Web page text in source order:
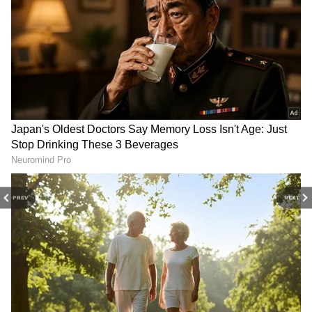
PREV NEXT
వృషభం (కృత్తిక 2 3 4, రోహిణి 1 2 3 4, మృగశిర 1 2):
శారీరక శ్రమ. అనవసరమైన ఆలోచనలతో కాలాయాపన.
తలపెట్టిన పనులలో ప్రతిబంధకాలు. వృత్తి వ్యాపారాలు
నిరాశ. ఆర్థిక ఇబ్బందులు. ప్రయాణాల్లో తగు జాగ్రత్తలు
అవసరం. ఈ కోర్టు వ్యవహారాల్లో ప్రతికూల వాతావరణం.
అకారణంగా కోపం. మానసిక ఆందోళన. ఉద్యోగులకు పై
అధికారుల ఒత్తిడి. గృహమునందు చికాకులు. అపనిందలు.